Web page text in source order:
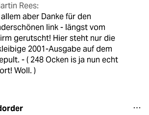
Rees:
aber Danke für den
link - längst vom
gerutscht! Hier steht nur die
2001-Ausgabe auf dem
- ( 248 Ocken is ja nun echt
Woll. )